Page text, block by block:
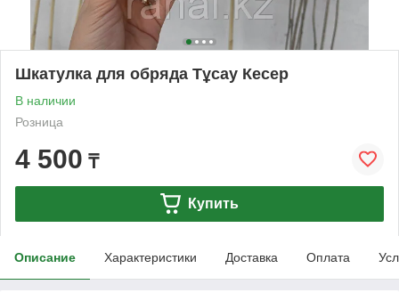
Шкатулка для обряда Тұсау Кесер
В наличии
Розница
4 500 ₸
Купить
Описание Характеристики Доставка Оплата